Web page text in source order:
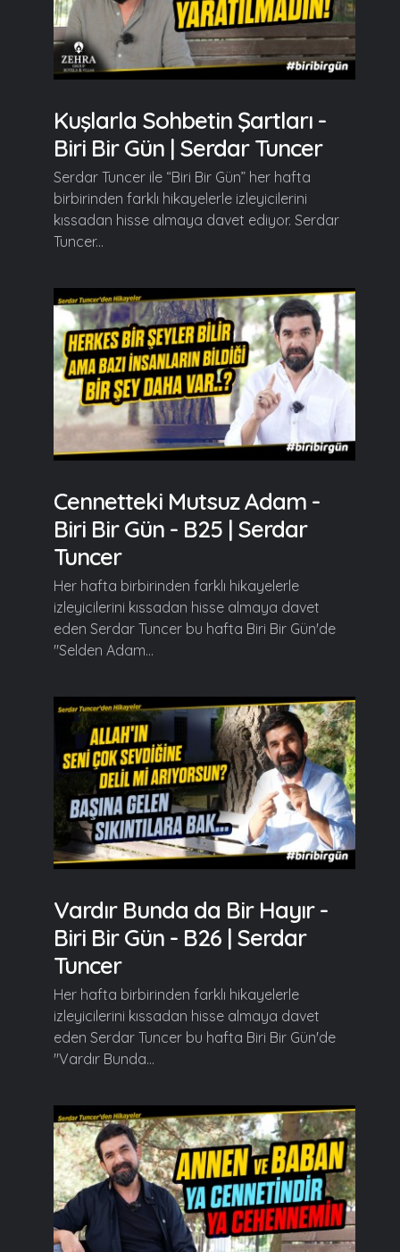
Kuşlarla Sohbetin Şartları -
Biri Bir Gün | Serdar Tuncer
Serdar Tuncer ile “Biri Bir Gün” her hafta
birbirinden farklı hikayelerle izleyicilerini
kıssadan hisse almaya davet ediyor. Serdar
Tuncer...
Cennetteki Mutsuz Adam -
Biri Bir Gün - B25 | Serdar
Tuncer
Her hafta birbirinden farklı hikayelerle
izleyicilerini kıssadan hisse almaya davet
eden Serdar Tuncer bu hafta Biri Bir Gün'de
"Selden Adam...
Vardır Bunda da Bir Hayır -
Biri Bir Gün - B26 | Serdar
Tuncer
Her hafta birbirinden farklı hikayelerle
izleyicilerini kıssadan hisse almaya davet
eden Serdar Tuncer bu hafta Biri Bir Gün'de
"Vardır Bunda...